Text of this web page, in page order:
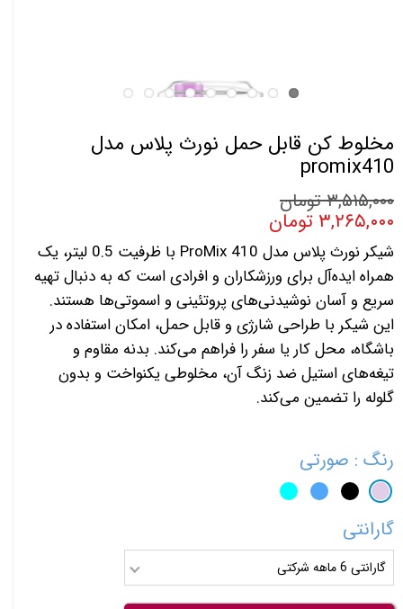
مخلوط کن قابل حمل نورث پلاس مدل
promix410
۳,۵۱۵,۰۰۰ تومان
۳,۲۶۵,۰۰۰ تومان
شیکر نورث پلاس مدل ProMix 410 با ظرفیت 0.5 لیتر، یک
همراه ایده‌آل برای ورزشکاران و افرادی است که به دنبال تهیه
سریع و آسان نوشیدنی‌های پروتئینی و اسموتی‌ها هستند.
این شیکر با طراحی شارژی و قابل حمل، امکان استفاده در
باشگاه، محل کار یا سفر را فراهم می‌کند. بدنه مقاوم و
تیغه‌های استیل ضد زنگ آن، مخلوطی یکنواخت و بدون
گلوله را تضمین می‌کند.
رنگ : صورتی
گارانتی
گارانتی 6 ماهه شرکتی